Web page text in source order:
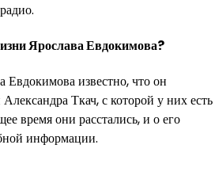
Ярослава Евдокимова?
известно, что он
Ткач, с которой у них есть
время они расстались, и о его
информации.